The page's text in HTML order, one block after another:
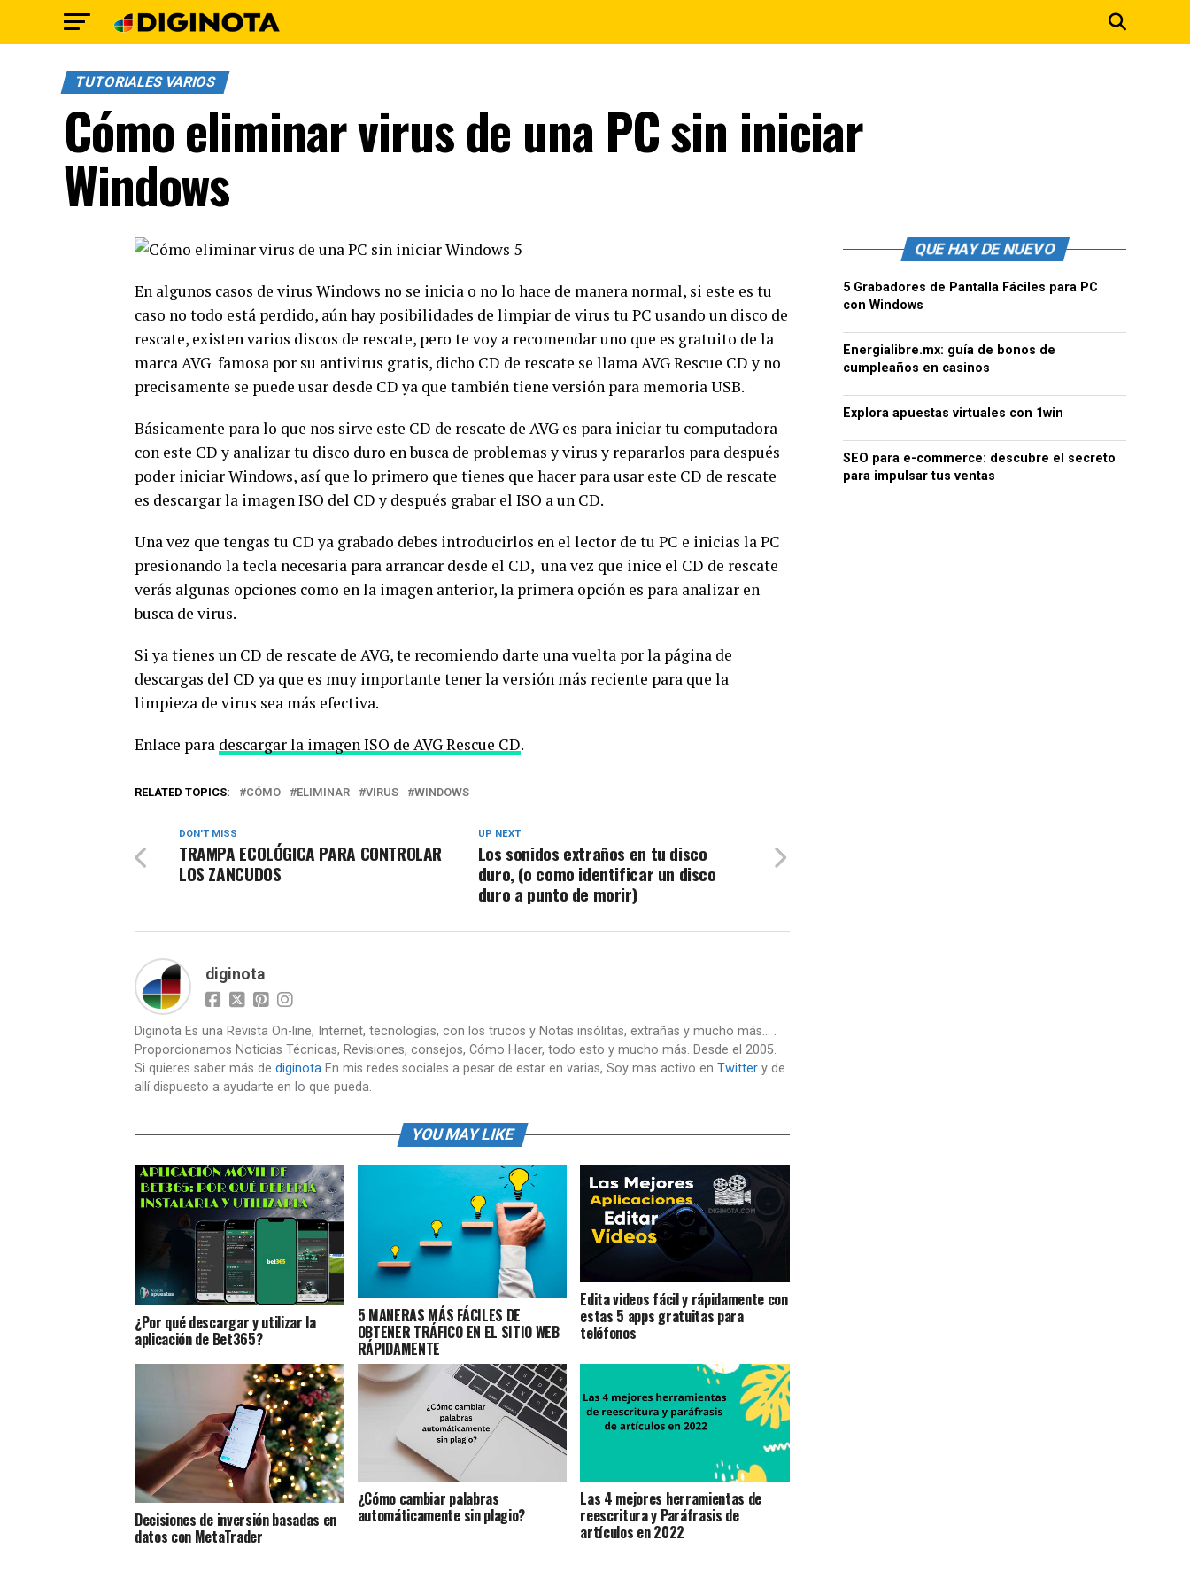
TUTORIALES VARIOS
Cómo eliminar virus de una PC sin iniciar
Windows
En algunos casos de virus Windows no se inicia o no lo hace de manera normal, si este es tu
caso no todo está perdido, aún hay posibilidades de limpiar de virus tu PC usando un disco de
rescate, existen varios discos de rescate, pero te voy a recomendar uno que es gratuito de la
marcaAVG famosa por su antivirus gratis, dicho CD de rescate se llama AVG Rescue CD y no
precisamente se puede usar desde CD ya que también tiene versión para memoria USB.
Básicamente para lo que nos sirve este CD de rescate de AVG es para iniciar tu computadora
con este CD y analizar tu disco duro en busca de problemas y virus y repararlos para después
poder iniciar Windows, así que lo primero que tienes que hacer para usar este CD de rescate
es descargar la imagen ISO del CD y después grabar el ISO a un CD.
Una vez que tengas tu CD ya grabado debes introducirlos en el lector de tu PC e inicias la PC
presionando la tecla necesaria para arrancar desde el CD, una vez que inice el CD de rescate
verás algunas opciones como en la imagen anterior, la primera opción es para analizar en
busca de virus.
Si ya tienes un CD de rescate de AVG, te recomiendo darte una vuelta por la página de
descargas del CD ya que es muy importante tener la versión más reciente para que la
limpieza de virus sea más efectiva.
Enlace para descargar la imagen ISO de AVG Rescue CD.
RELATED TOPICS: CÓMO ELIMINAR VIRUS WINDOWS
UP NEXT
Los sonidos extraños en tu disco
duro, (o como identificar un disco
duro a punto de morir)
DON'T MISS
TRAMPA ECOLÓGICA PARA CONTROLAR
LOS ZANCUDOS
diginota
Diginota Es una Revista On-line, Internet, tecnologías, con los trucos y Notas insólitas, extrañas y mucho más... .
Proporcionamos Noticias Técnicas, Revisiones, consejos, Cómo Hacer, todo esto y mucho más. Desde el 2005.
Si quieres saber más de diginota En mis redes sociales a pesar de estar en varias, Soy mas activo en Twitter y de
allí dispuesto a ayudarte en lo que pueda.
YOU MAY LIKE
¿Por qué descargar y utilizar la
aplicación de Bet365?
5 MANERAS MÁS FÁCILES DE
OBTENER TRÁFICO EN EL SITIO WEB
RÁPIDAMENTE
Edita videos fácil y rápidamente con
estas 5 apps gratuitas para
teléfonos
Decisiones de inversión basadas en
datos con MetaTrader
¿Cómo cambiar palabras
automáticamente sin plagio?
Las 4 mejores herramientas de
reescritura y Paráfrasis de
artículos en 2022
QUE HAY DE NUEVO
5 Grabadores de Pantalla Fáciles para PC
con Windows
Energialibre.mx: guía de bonos de
cumpleaños en casinos
Explora apuestas virtuales con 1win
SEO para e-commerce: descubre el secreto
para impulsar tus ventas